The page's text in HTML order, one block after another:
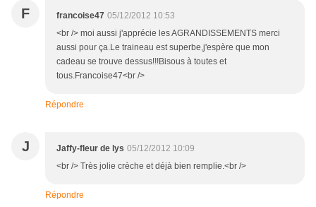
F francoise47 05/12/2012 10:53
<br /> moi aussi j'apprécie les AGRANDISSEMENTS merci
aussi pour ça.Le traineau est superbe,j'espère que mon
cadeau se trouve dessus!!!Bisous à toutes et
tous.Francoise47<br />
Répondre
J Jaffy-fleur de lys 05/12/2012 10:09
<br /> Très jolie crèche et déjà bien remplie.<br />
Répondre